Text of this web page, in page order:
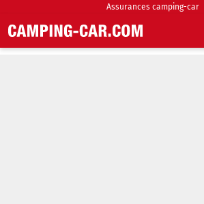
Assurances camping-car